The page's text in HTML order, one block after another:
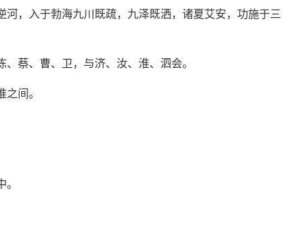
，入于勃海九川既疏，九泽既洒，诸夏艾安，功施于三
蔡、曹、卫，与济、汝、淮、泗会。
间。